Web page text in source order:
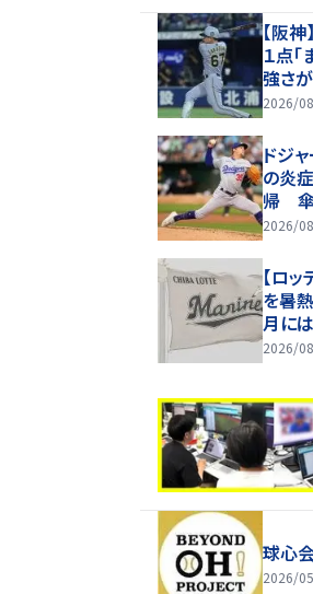
【阪
１点
強さ
2026/
ドジ
の炎
帰 傘
2026/
【ロ
を暑
月に
2026/
球心
2026/